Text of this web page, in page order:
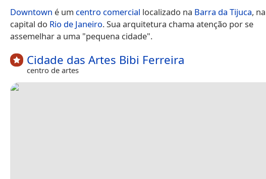
Downtown é um centro comercial localizado na Barra da Tijuca, na
capital do Rio de Janeiro. Sua arquitetura chama atenção por se
assemelhar a uma "pequena cidade".
Cidade das Artes Bibi Ferreira
centro de artes